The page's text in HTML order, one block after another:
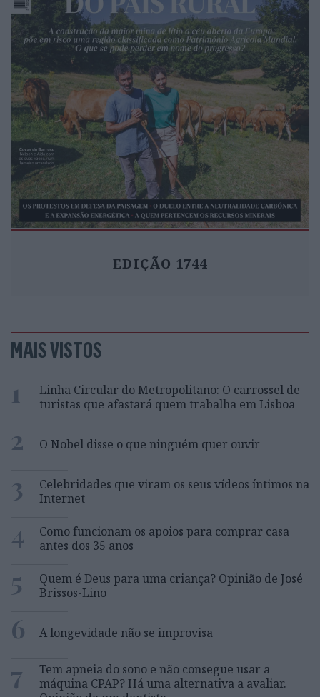
EDIÇÃO 1744
MAIS VISTOS
1
Linha Circular do Metropolitano: O carrossel de
turistas que afastará quem trabalha em Lisboa
2 O Nobel disse o que ninguém quer ouvir
3
Celebridades que viram os seus vídeos íntimos na
Internet
4
Como funcionam os apoios para comprar casa
antes dos 35 anos
5
Quem é Deus para uma criança? Opinião de José
Brissos-Lino
6 A longevidade não se improvisa
7
Tem apneia do sono e não consegue usar a
máquina CPAP? Há uma alternativa a avaliar.